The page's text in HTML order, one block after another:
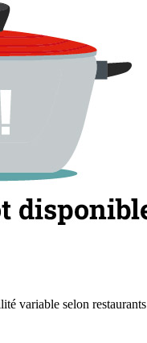
variable selon restaurants